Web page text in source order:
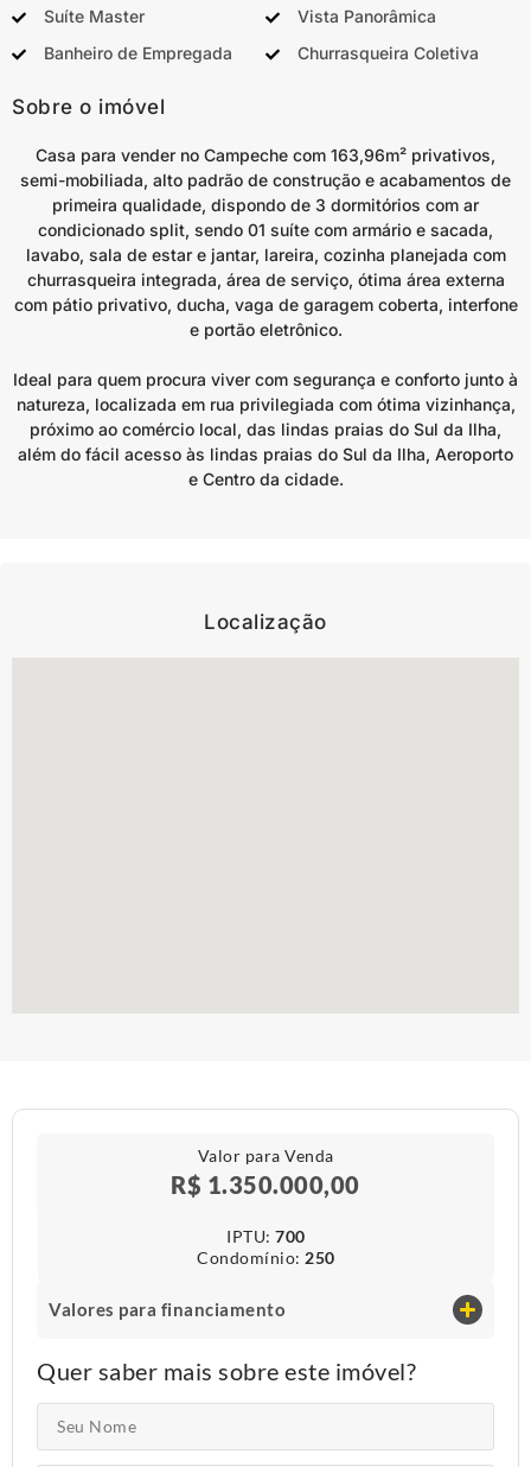
Suíte Master
Vista Panorâmica
Banheiro de Empregada
Churrasqueira Coletiva
Sobre o imóvel
Casa para vender no Campeche com 163,96m² privativos,
semi-mobiliada, alto padrão de construção e acabamentos de
primeira qualidade, dispondo de 3 dormitórios com ar
condicionado split, sendo 01 suíte com armário e sacada,
lavabo, sala de estar e jantar, lareira, cozinha planejada com
churrasqueira integrada, área de serviço, ótima área externa
com pátio privativo, ducha, vaga de garagem coberta, interfone
e portão eletrônico.
Ideal para quem procura viver com segurança e conforto junto à
natureza, localizada em rua privilegiada com ótima vizinhança,
próximo ao comércio local, das lindas praias do Sul da Ilha,
além do fácil acesso às lindas praias do Sul da Ilha, Aeroporto
e Centro da cidade.
Localização
Valor para Venda
R$ 1.350.000,00
IPTU​: 700
Condomínio​: 250
Valores para financiamento
Quer saber mais sobre este imóvel?